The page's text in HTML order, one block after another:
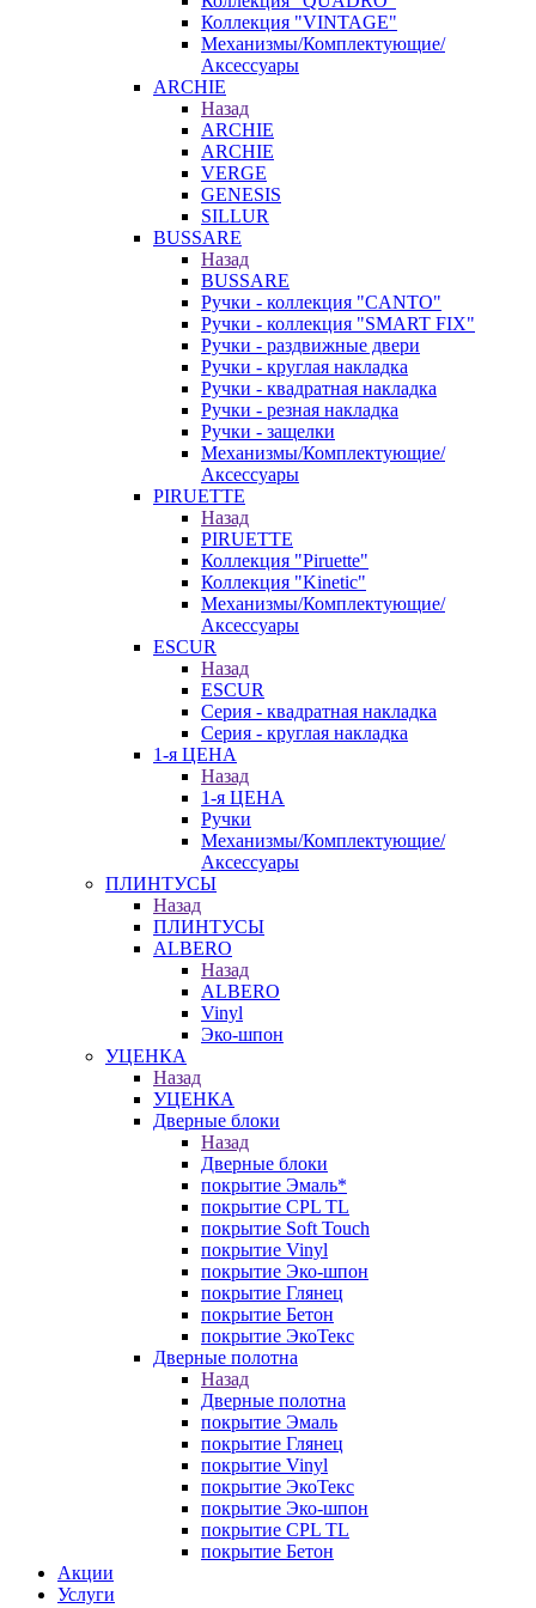
Коллекция "VINTAGE"
Механизмы/Комплектующие/
Аксессуары
ARCHIE
Назад
ARCHIE
ARCHIE
VERGE
GENESIS
SILLUR
BUSSARE
Назад
BUSSARE
Ручки - коллекция "CANTO"
Ручки - коллекция "SMART FIX"
Ручки - раздвижные двери
Ручки - круглая накладка
Ручки - квадратная накладка
Ручки - резная накладка
Ручки - защелки
Механизмы/Комплектующие/
Аксессуары
PIRUETTE
Назад
PIRUETTE
Коллекция "Piruette"
Коллекция "Kinetic"
Механизмы/Комплектующие/
Аксессуары
ESCUR
Назад
ESCUR
Серия - квадратная накладка
Серия - круглая накладка
1-я ЦЕНА
Назад
1-я ЦЕНА
Ручки
Механизмы/Комплектующие/
Аксессуары
ПЛИНТУСЫ
Назад
ПЛИНТУСЫ
ALBERO
Назад
ALBERO
Vinyl
Эко-шпон
УЦЕНКА
Назад
УЦЕНКА
Дверные блоки
Назад
Дверные блоки
покрытие Эмаль*
покрытие CPL TL
покрытие Soft Touch
покрытие Vinyl
покрытие Эко-шпон
покрытие Глянец
покрытие Бетон
покрытие ЭкоТекс
Дверные полотна
Назад
Дверные полотна
покрытие Эмаль
покрытие Глянец
покрытие Vinyl
покрытие ЭкоТекс
покрытие Эко-шпон
покрытие CPL TL
покрытие Бетон
Акции
Услуги